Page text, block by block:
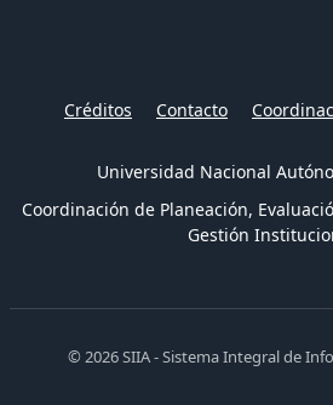
Créditos Contacto
Universidad Nacional
Coordinación de Planeación,
Gestión
© 2026 SIIA - Sistema Integral de